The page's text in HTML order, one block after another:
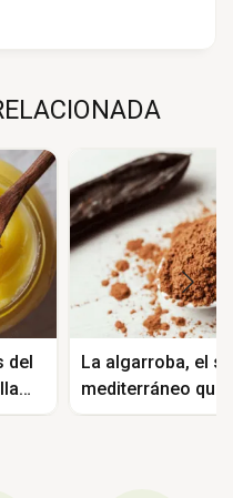
del
La algarroba, el
mediterráneo que
cacao